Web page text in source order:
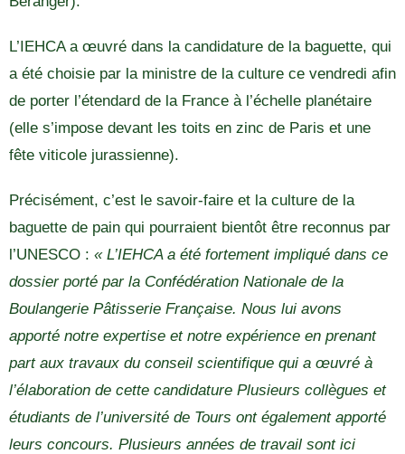
L’IEHCA a œuvré dans la candidature de la baguette, qui
a été choisie par la ministre de la culture ce vendredi afin
de porter l’étendard de la France à l’échelle planétaire
(elle s’impose devant les toits en zinc de Paris et une
fête viticole jurassienne).
Précisément, c’est le savoir-faire et la culture de la
baguette de pain qui pourraient bientôt être reconnus par
l’UNESCO : « L’IEHCA a été fortement impliqué dans ce
dossier porté par la Confédération Nationale de la
Boulangerie Pâtisserie Française. Nous lui avons
apporté notre expertise et notre expérience en prenant
part aux travaux du conseil scientifique qui a œuvré à
l’élaboration de cette candidature Plusieurs collègues et
étudiants de l’université de Tours ont également apporté
leurs concours. Plusieurs années de travail sont ici